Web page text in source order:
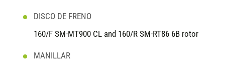
DISCO DE FRENO
160/F SM-MT900 CL and 160/R SM-RT86 6B rotor
MANILLAR